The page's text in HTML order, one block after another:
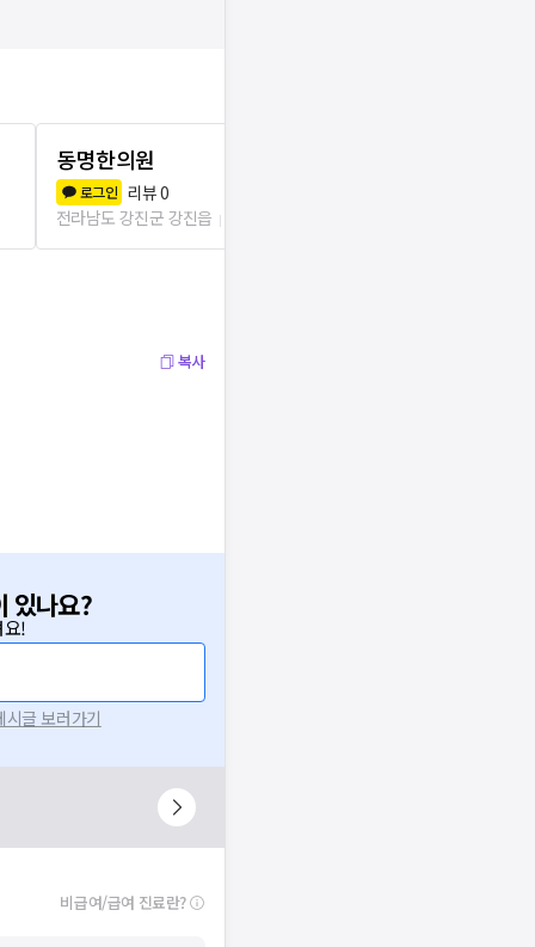
동명한의원
로그인 리뷰0
전라남도 강진군 강진읍
복사
있나요?
요!
글 보러가기
비급여/급여 진료란?